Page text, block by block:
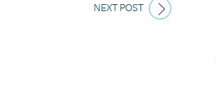
NEXT POST